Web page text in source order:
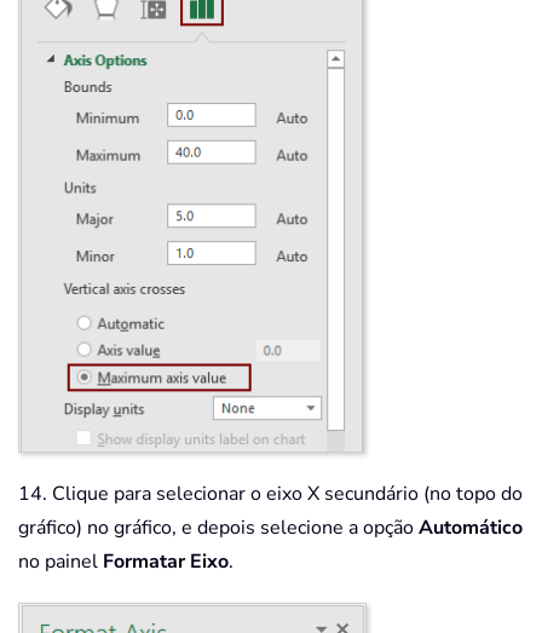
14. Clique para selecionar o eixo X secundário (no topo do
gráfico) no gráfico, e depois selecione a opçãoAutomático
no painel Formatar Eixo.